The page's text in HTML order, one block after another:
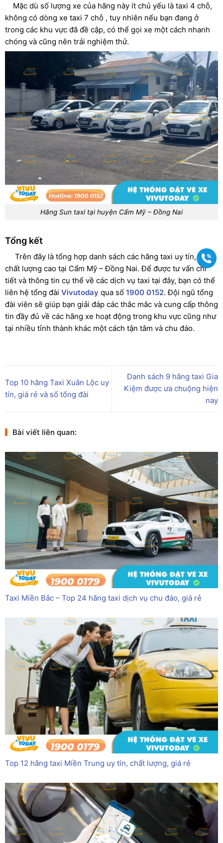
Mặc dù số lượng xe của hãng này ít chủ yếu là taxi 4 chỗ,
không có dòng xe taxi 7 chỗ , tuy nhiên nếu bạn đang ở
trong các khu vực đã đề cập, có thể gọi xe một cách nhanh
chóng và cũng nên trải nghiệm thử.
Hãng Sun taxi tại huyện Cẩm Mỹ – Đồng Nai
Tổng kết
Trên đây là tổng hợp danh sách các hãng taxi uy tín, có
chất lượng cao tại Cẩm Mỹ – Đồng Nai. Để được tư vấn chi
tiết và thông tin cụ thể về các dịch vụ taxi tại đây, bạn có thể
liên hệ tổng đài Vivutoday qua số 1900 0152. Đội ngũ tổng
đài viên sẽ giúp bạn giải đáp các thắc mắc và cung cấp thông
tin đầy đủ về các hãng xe hoạt động trong khu vực cũng như
tại nhiều tỉnh thành khác một cách tận tâm và chu đáo.
Top 10 hãng Taxi Xuân Lộc uy
tín, giá rẻ và số tổng đài
Danh sách 9 hãng taxi Gia
Kiệm được ưa chuộng hiện
nay
Bài viết liên quan:
Taxi Miền Bắc – Top 24 hãng taxi dịch vụ chu đáo, giá rẻ
Top 12 hãng taxi Miền Trung uy tín, chất lượng, giá rẻ